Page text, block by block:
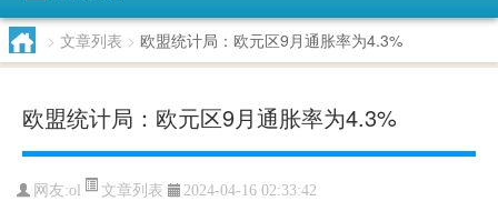
> 文章列表 > 欧盟统计局：欧元区9月通胀率为4.3%
欧盟统计局：欧元区9月通胀率为4.3%
网友:ol 文章列表 2024-04-16 02:33:42